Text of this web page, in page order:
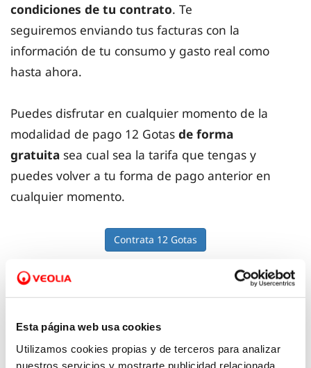
Esta página web usa cookies
Utilizamos cookies propias y de terceros para analizar
nuestros servicios y mostrarte publicidad relacionada
condiciones de tu contrato. Te
seguiremos enviando tus facturas con la
información de tu consumo y gasto real como
hasta ahora.
Puedes disfrutar en cualquier momento de la
modalidad de pago 12 Gotas de forma
gratuita sea cual sea la tarifa que tengas y
puedes volver a tu forma de pago anterior en
cualquier momento.
Contrata 12 Gotas
¿Qué ventajas tiene?